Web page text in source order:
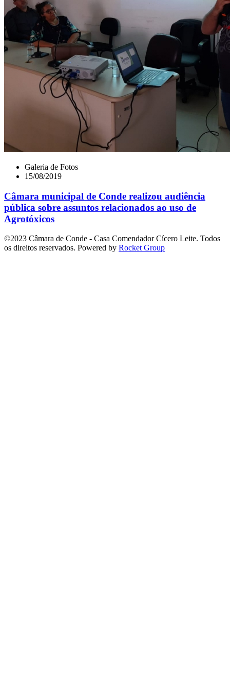
Galeria de Fotos
15/08/2019
Câmara municipal de Conde realizou audiência
pública sobre assuntos relacionados ao uso de
Agrotóxicos
©2023 Câmara de Conde - Casa Comendador Cícero Leite. Todos
os direitos reservados. Powered by Rocket Group